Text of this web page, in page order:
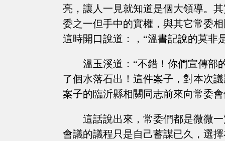
亮，讓人一見就知道是個大領導。
委之一但手中的實權，與其它常委
這時開口說道：，“溫書記說的莫非
溫玉溪道：“不錯！你們宣傳部
了個水落石出！這件案子，對本次
案子的臨沂縣相關同志前來向常委
這話說出來，常委們都是微微
會議的議程只是自己蓄謀已久，選